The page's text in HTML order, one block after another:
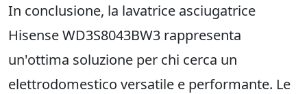
In conclusione, la lavatrice asciugatrice
Hisense WD3S8043BW3 rappresenta
un'ottima soluzione per chi cerca un
elettrodomestico versatile e performante. Le